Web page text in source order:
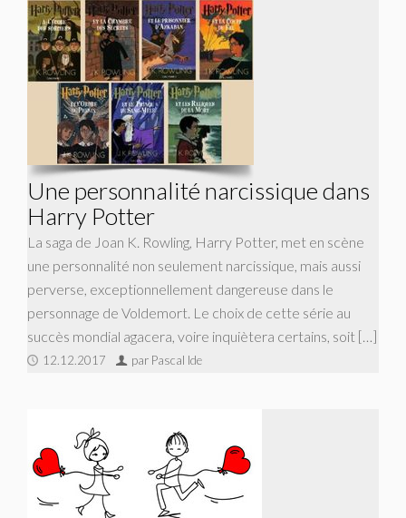
Une personnalité narcissique dans
Harry Potter
La saga de Joan K. Rowling, Harry Potter, met en scène
une personnalité non seulement narcissique, mais aussi
perverse, exceptionnellement dangereuse dans le
personnage de Voldemort. Le choix de cette série au
succès mondial agacera, voire inquiètera certains, soit […]
12.12.2017 par Pascal Ide